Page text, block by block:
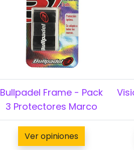
Bullpadel Frame - Pack
3 Protectores Marco
Ver opiniones